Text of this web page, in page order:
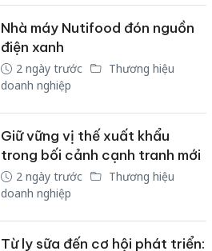
Nhà máy Nutifood đón nguồn
điện xanh
2 ngày trước
Thương hiệu
doanh nghiệp
Giữ vững vị thế xuất khẩu
trong bối cảnh cạnh tranh mới
2 ngày trước
Thương hiệu
doanh nghiệp
Từ ly sữa đến cơ hội phát triển: